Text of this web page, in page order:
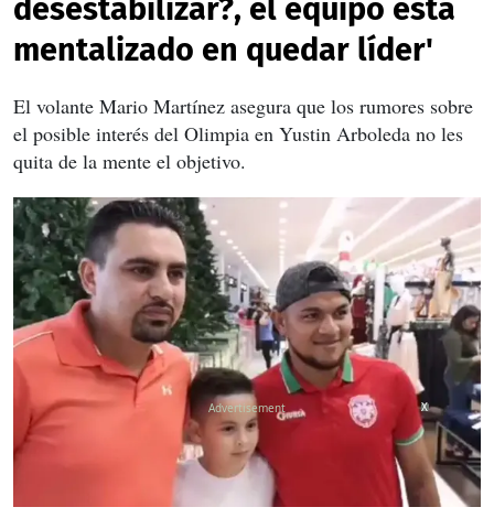
desestabilizar?, el equipo está
mentalizado en quedar líder'
El volante Mario Martínez asegura que los rumores sobre
el posible interés del Olimpia en Yustin Arboleda no les
quita de la mente el objetivo.
X